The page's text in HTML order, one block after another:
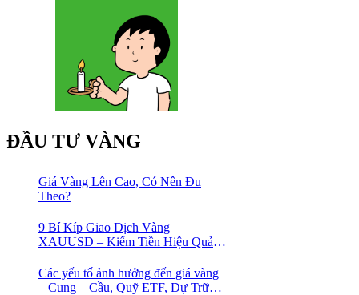
ĐẦU TƯ VÀNG
Giá Vàng Lên Cao, Có Nên Đu
Theo?
9 Bí Kíp Giao Dịch Vàng
XAUUSD – Kiếm Tiền Hiệu Quả
Các yếu tố ảnh hưởng đến giá vàng
– Cung – Cầu, Quỹ ETF, Dự Trữ